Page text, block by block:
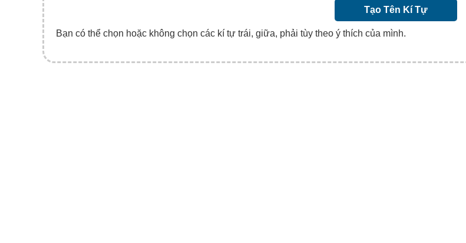
Tạo Tên Kí Tự
Bạn có thể chọn hoặc không chọn các kí tự trái, giữa, phải tùy theo ý thích của mình.